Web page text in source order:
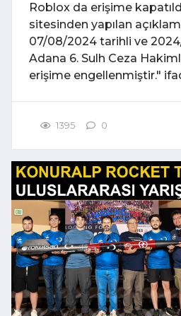
Roblox da erişime
sitesinden yapılan
07/08/2024 tarihli ve 2024/
Adana 6. Sulh Ceza
erişime engellenmiştir."
1395 0